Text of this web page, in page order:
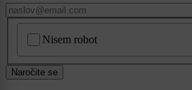
Nisem robot
Naročite se